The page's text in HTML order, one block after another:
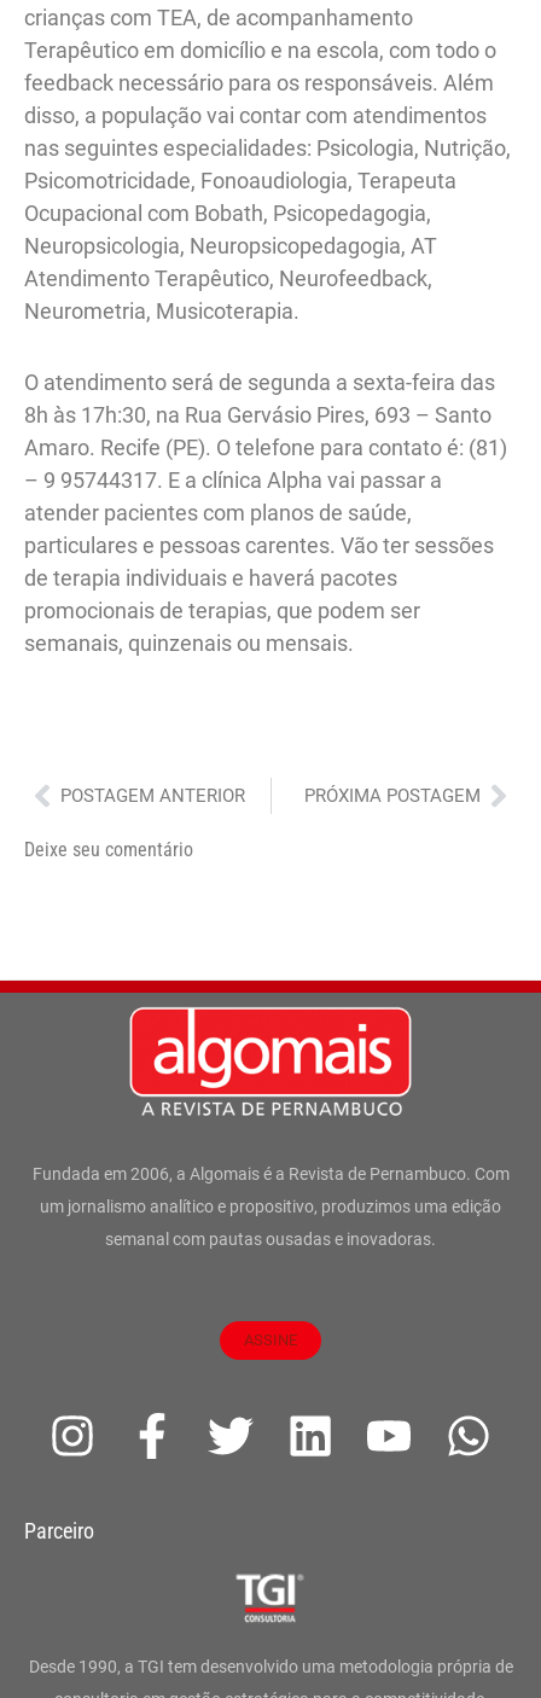
crianças com TEA, de acompanhamento
Terapêutico em domicílio e na escola, com todo o
feedback necessário para os responsáveis. Além
disso, a população vai contar com atendimentos
nas seguintes especialidades: Psicologia, Nutrição,
Psicomotricidade, Fonoaudiologia, Terapeuta
Ocupacional com Bobath, Psicopedagogia,
Neuropsicologia, Neuropsicopedagogia, AT
Atendimento Terapêutico, Neurofeedback,
Neurometria, Musicoterapia.
O atendimento será de segunda a sexta-feira das
8h às 17h:30, na Rua Gervásio Pires, 693 – Santo
Amaro. Recife (PE). O telefone para contato é: (81)
– 9 95744317. E a clínica Alpha vai passar a
atender pacientes com planos de saúde,
particulares e pessoas carentes. Vão ter sessões
de terapia individuais e haverá pacotes
promocionais de terapias, que podem ser
semanais, quinzenais ou mensais.
Anterior
POSTAGEM ANTERIOR PRÓXIMA POSTAGEM
Deixe seu comentário
Fundada em 2006, a Algomais é a Revista de Pernambuco. Com
um jornalismo analítico e propositivo, produzimos uma edição
semanal com pautas ousadas e inovadoras.
ASSINE
I
s
g
F
a
o
T
t
e
L
d
Y
b
W
a
Parceiro
Desde 1990, a TGI tem desenvolvido uma metodologia própria de